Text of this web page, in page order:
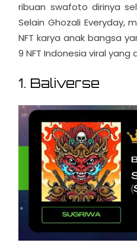
ribuan swafoto dirinya
Selain Ghozali Everyday,
NFT karya anak bangsa
9 NFT Indonesia viral yang
1. Baliverse